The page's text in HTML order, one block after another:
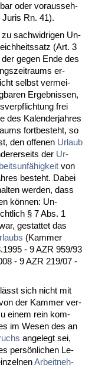
oder vor­aus­seh­
Rn. 41).
zu sach­wid­ri­gen Un­
(Art. 3
der ge­gen En­de des
er­
selbst ver­mei­
Er­geb­nis­sen,
frei
des Ka­len­der­jah­res
fort­be­steht, so
den of­fe­nen Ur­laub
der Ur­
von
be­steht. Da­bei
wer­den, dass
können: Un­
§ 7 Abs. 1
ge­stat­tet das
(Kam­mer
- 9 AZR 959/93
- 9 AZR 219/07 -
sich nicht mit
der Kam­mer ver­
ei­nem rein kom­
im We­sen des an
an­ge­legt sei,
persönli­chen Le­
Ar­beit­neh­